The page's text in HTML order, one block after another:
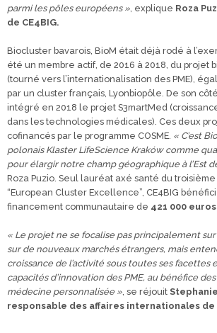
parmi les pôles européens » , explique Roza
de CE4BIG.
Biocluster bavarois, BioM était déjà rodé à
été un membre actif, de 2016 à 2018, du projet
(tourné vers l’internationalisation des PME),
par un cluster français, Lyonbiopôle. De son
intégré en 2018 le projet S3martMed
dans les technologies médicales). Ces deux
cofinancés par le programme COSME. « C’est
polonais Klaster LifeScience Kraków comme
pour élargir notre champ géographique à l’Est
Roza Puzio. Seul lauréat axé santé du
“European Cluster Excellence”, CE4BIG
financement communautaire de 421 000
« Le projet ne se focalise pas principalement sur
sur de nouveaux marchés étrangers, mais
croissance de l’activité sous toutes ses facettes
capacités d’innovation des PME, au bénéfice
médecine personnalisée » , se réjouit
responsable des affaires internationales de